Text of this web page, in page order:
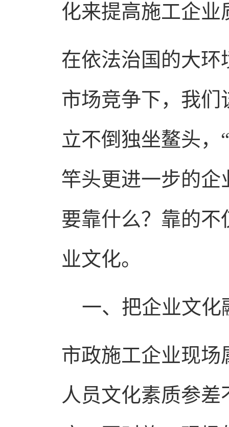
化来提高施工企
在依法治国的大
市场竞争下，我
立不倒独坐鳌头，
竿头更进一步的
要靠什么？靠的
业文化。
一、把企业文化
市政施工企业现
人员文化素质参